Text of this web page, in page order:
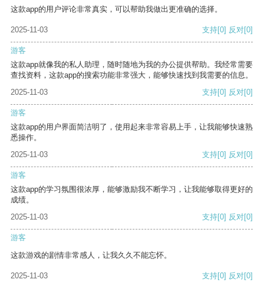
这款app的用户评论非常真实，可以帮助我做出更准确的选择。
2025-11-03 支持[0] 反对[0]
游客
这款app就像我的私人助理，随时随地为我的办公提供帮助。我经常需要
查找资料，这款app的搜索功能非常强大，能够快速找到我需要的信息。
2025-11-03
支持[0] 反对[0]
游客
这款app的用户界面简洁明了，使用起来非常容易上手，让我能够快速熟
悉操作。
2025-11-03
支持[0] 反对[0]
游客
这款app的学习氛围很浓厚，能够激励我不断学习，让我能够取得更好的
成绩。
2025-11-03
支持[0] 反对[0]
游客
这款游戏的剧情非常感人，让我久久不能忘怀。
2025-11-03 支持[0] 反对[0]